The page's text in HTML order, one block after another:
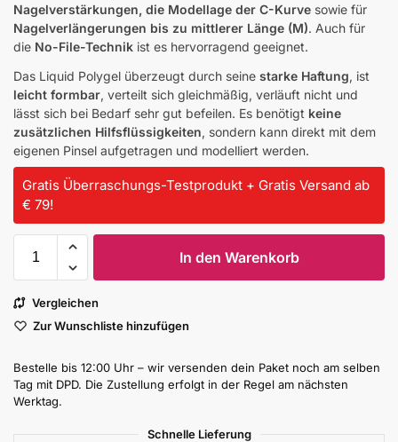
Nagelverstärkungen, die Modellage der C-Kurve sowie für
Nagelverlängerungen bis zu mittlerer Länge (M). Auch für
die No-File-Technik ist es hervorragend geeignet.
Das Liquid Polygel überzeugt durch seine starke Haftung, ist
leicht formbar, verteilt sich gleichmäßig, verläuft nicht und
lässt sich bei Bedarf sehr gut befeilen. Es benötigt keine
zusätzlichen Hilfsflüssigkeiten, sondern kann direkt mit dem
eigenen Pinsel aufgetragen und modelliert werden.
Gratis Überraschungs-Testprodukt + Gratis Versand ab
€ 79!
In den Warenkorb
Vergleichen
Zur Wunschliste hinzufügen
Bestelle bis 12:00 Uhr – wir versenden dein Paket noch am selben
Tag mit DPD. Die Zustellung erfolgt in der Regel am nächsten
Werktag.
Schnelle Lieferung